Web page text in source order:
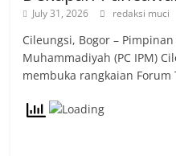
July 31, 2026 redaksi muci
Cileungsi, Bogor –
Muhammadiyah (PC IPM)
membuka rangkaian Forum